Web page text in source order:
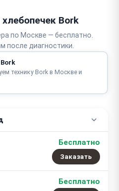
Bork
по Москве — бесплатно.
диагностики.
технику Bork в Москве и
Бесплатно
Заказать
Бесплатно